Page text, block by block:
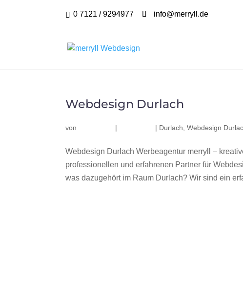
0 7121 / 9294977 info@merryll.de
Webdesign Durlach
von | | Durlach ,Webdesign
Webdesign Durlach Werbeagentur merryll –
professionellen und erfahrenen Partner für
was dazugehört im Raum Durlach? Wir sind ein